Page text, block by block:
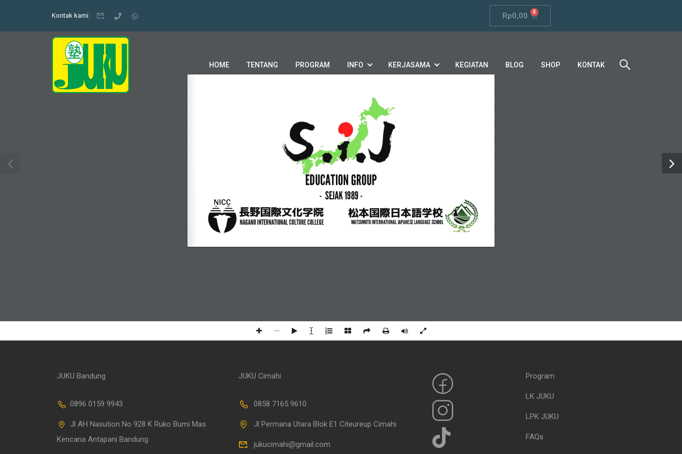
Kontak kami: Rp0,00 0
HOME TENTANG PROGRAM INFO KERJASAMA KEGIATAN BLOG SHOP KONTAK
長野国際文化学院
NAGANO INTERNATIONAL CULTURE COLLEGE
松本国際日本語学校
MATSUMOTO INTERNATIONAL JAPANESE LANGUAGE SCHOOL
EDUCATION GROUP
- SEJAK 1989 -
JUKU Bandung
0896 0159 9943
Jl AH Nasution No 928 K Ruko Bumi Mas
Kencana Antapani Bandung
JUKU Cimahi
0858 7165 9610
Jl Permana Utara Blok E1 Citeureup Cimahi
jukucimahi@gmail.com
Program
LK JUKU
LPK JUKU
FAQs